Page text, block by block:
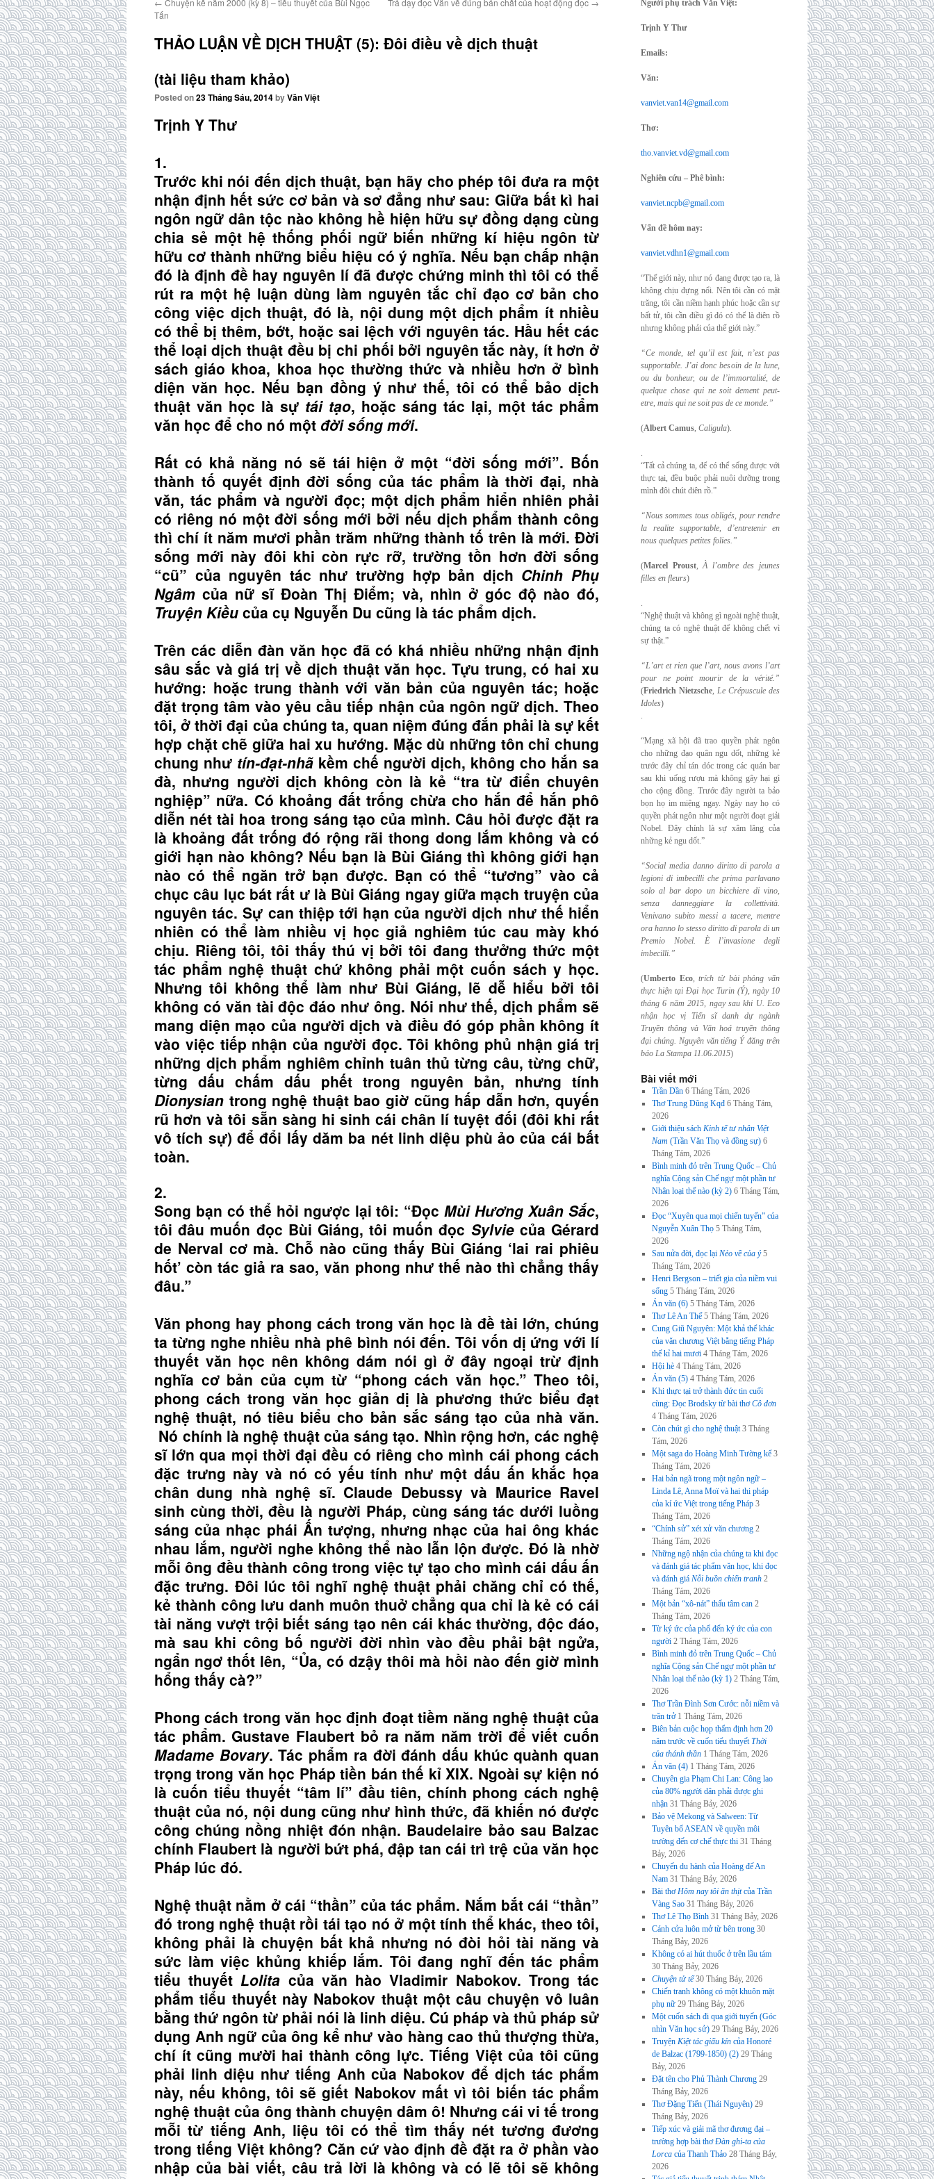
← Chuyện kể năm 2000 (kỳ 8) – tiểu thuyết của Bùi Ngọc
Tấn
Trả dạy đọc Văn về đúng bản chất của hoạt động đọc →
THẢO LUẬN VỀ DỊCH THUẬT (5): Đôi điều về dịch thuật
(tài liệu tham khảo)
Posted on23 Tháng Sáu, 2014byVăn Việt
Trịnh Y Thư
1.
Trước khi nói đến dịch thuật, bạn hãy cho phép tôi đưa ra một
nhận định hết sức cơ bản và sơ đẳng như sau: Giữa bất kì hai
ngôn ngữ dân tộc nào không hề hiện hữu sự đồng dạng cùng
chia sẻ một hệ thống phối ngữ biến những kí hiệu ngôn từ
hữu cơ thành những biểu hiệu có ý nghĩa. Nếu bạn chấp nhận
đó là định đề hay nguyên lí đã được chứng minh thì tôi có thể
rút ra một hệ luận dùng làm nguyên tắc chỉ đạo cơ bản cho
công việc dịch thuật, đó là, nội dung một dịch phẩm ít nhiều
có thể bị thêm, bớt, hoặc sai lệch với nguyên tác. Hầu hết các
thể loại dịch thuật đều bị chi phối bởi nguyên tắc này, ít hơn ở
sách giáo khoa, khoa học thường thức và nhiều hơn ở bình
diện văn học. Nếu bạn đồng ý như thế, tôi có thể bảo dịch
thuật văn học là sự tái tạo, hoặc sáng tác lại, một tác phẩm
văn học để cho nó một đời sống mới.
Rất có khả năng nó sẽ tái hiện ở một “đời sống mới”. Bốn
thành tố quyết định đời sống của tác phẩm là thời đại, nhà
văn, tác phẩm và người đọc; một dịch phẩm hiển nhiên phải
có riêng nó một đời sống mới bởi nếu dịch phẩm thành công
thì chí ít năm mươi phần trăm những thành tố trên là mới. Đời
sống mới này đôi khi còn rực rỡ, trường tồn hơn đời sống
“cũ” của nguyên tác như trường hợp bản dịch Chinh Phụ
Ngâm của nữ sĩ Đoàn Thị Điểm; và, nhìn ở góc độ nào đó,
Truyện Kiều của cụ Nguyễn Du cũng là tác phẩm dịch.
Trên các diễn đàn văn học đã có khá nhiều những nhận định
sâu sắc và giá trị về dịch thuật văn học. Tựu trung, có hai xu
hướng: hoặc trung thành với văn bản của nguyên tác; hoặc
đặt trọng tâm vào yêu cầu tiếp nhận của ngôn ngữ dịch. Theo
tôi, ở thời đại của chúng ta, quan niệm đúng đắn phải là sự kết
hợp chặt chẽ giữa hai xu hướng. Mặc dù những tôn chỉ chung
chung như tín-đạt-nhã kềm chế người dịch, không cho hắn sa
đà, nhưng người dịch không còn là kẻ “tra từ điển chuyên
nghiệp” nữa. Có khoảng đất trống chừa cho hắn để hắn phô
diễn nét tài hoa trong sáng tạo của mình. Câu hỏi được đặt ra
là khoảng đất trống đó rộng rãi thong dong lắm không và có
giới hạn nào không? Nếu bạn là Bùi Giáng thì không giới hạn
nào có thể ngăn trở bạn được. Bạn có thể “tương” vào cả
chục câu lục bát rất ư là Bùi Giáng ngay giữa mạch truyện của
nguyên tác. Sự can thiệp tới hạn của người dịch như thế hiển
nhiên có thể làm nhiều vị học giả nghiêm túc cau mày khó
chịu. Riêng tôi, tôi thấy thú vị bởi tôi đang thưởng thức một
tác phẩm nghệ thuật chứ không phải một cuốn sách y học.
Nhưng tôi không thể làm như Bùi Giáng, lẽ dễ hiểu bởi tôi
không có văn tài độc đáo như ông. Nói như thế, dịch phẩm sẽ
mang diện mạo của người dịch và điều đó góp phần không ít
vào việc tiếp nhận của người đọc. Tôi không phủ nhận giá trị
những dịch phẩm nghiêm chỉnh tuân thủ từng câu, từng chữ,
từng dấu chấm dấu phết trong nguyên bản, nhưng tính
Dionysian trong nghệ thuật bao giờ cũng hấp dẫn hơn, quyến
rũ hơn và tôi sẵn sàng hi sinh cái chân lí tuyệt đối (đôi khi rất
vô tích sự) để đổi lấy dăm ba nét linh diệu phù ảo của cái bất
toàn.
2.
Song bạn có thể hỏi ngược lại tôi: “ĐọcMùi Hương Xuân Sắc,
tôi đâu muốn đọc Bùi Giáng, tôi muốn đọc Sylviecủa Gérard
de Nerval cơ mà. Chỗ nào cũng thấy Bùi Giáng ‘lai rai phiêu
hốt’ còn tác giả ra sao, văn phong như thế nào thì chẳng thấy
đâu.”
Văn phong hay phong cách trong văn học là đề tài lớn, chúng
ta từng nghe nhiều nhà phê bình nói đến. Tôi vốn dị ứng với lí
thuyết văn học nên không dám nói gì ở đây ngoại trừ định
nghĩa cơ bản của cụm từ “phong cách văn học.” Theo tôi,
phong cách trong văn học giản dị là phương thức biểu đạt
nghệ thuật, nó tiêu biểu cho bản sắc sáng tạo của nhà văn.
Nó chính là nghệ thuật của sáng tạo. Nhìn rộng hơn, các nghệ
sĩ lớn qua mọi thời đại đều có riêng cho mình cái phong cách
đặc trưng này và nó có yếu tính như một dấu ấn khắc họa
chân dung nhà nghệ sĩ. Claude Debussy và Maurice Ravel
sinh cùng thời, đều là người Pháp, cùng sáng tác dưới luồng
sáng của nhạc phái Ấn tượng, nhưng nhạc của hai ông khác
nhau lắm, người nghe không thể nào lẫn lộn được. Đó là nhờ
mỗi ông đều thành công trong việc tự tạo cho mình cái dấu ấn
đặc trưng. Đôi lúc tôi nghĩ nghệ thuật phải chăng chỉ có thế,
kẻ thành công lưu danh muôn thuở chẳng qua chỉ là kẻ có cái
tài năng vượt trội biết sáng tạo nên cái khác thường, độc đáo,
mà sau khi công bố người đời nhìn vào đều phải bật ngửa,
ngẩn ngơ thốt lên, “Ủa, có dzậy thôi mà hồi nào đến giờ mình
hổng thấy cà?”
Phong cách trong văn học định đoạt tiềm năng nghệ thuật của
tác phẩm. Gustave Flaubert bỏ ra năm năm trời để viết cuốn
Madame Bovary. Tác phẩm ra đời đánh dấu khúc quành quan
trọng trong văn học Pháp tiền bán thế kỉ XIX. Ngoài sự kiện nó
là cuốn tiểu thuyết “tâm lí” đầu tiên, chính phong cách nghệ
thuật của nó, nội dung cũng như hình thức, đã khiến nó được
công chúng nồng nhiệt đón nhận. Baudelaire bảo sau Balzac
chính Flaubert là người bứt phá, đập tan cái trì trệ của văn học
Pháp lúc đó.
Nghệ thuật nằm ở cái “thần” của tác phẩm. Nắm bắt cái “thần”
đó trong nghệ thuật rồi tái tạo nó ở một tính thể khác, theo tôi,
không phải là chuyện bất khả nhưng nó đòi hỏi tài năng và
sức làm việc khủng khiếp lắm. Tôi đang nghĩ đến tác phẩm
tiểu thuyết Lolita của văn hào Vladimir Nabokov. Trong tác
phẩm tiểu thuyết này Nabokov thuật một câu chuyện vô luân
bằng thứ ngôn từ phải nói là linh diệu. Cú pháp và thủ pháp sử
dụng Anh ngữ của ông kể như vào hàng cao thủ thượng thừa,
chí ít cũng mười hai thành công lực. Tiếng Việt của tôi cũng
phải linh diệu như tiếng Anh của Nabokov để dịch tác phẩm
này, nếu không, tôi sẽ giết Nabokov mất vì tôi biến tác phẩm
nghệ thuật của ông thành chuyện dâm ô! Nhưng cái vi tế trong
mỗi từ tiếng Anh, liệu tôi có thể tìm thấy nét tương đương
trong tiếng Việt không? Căn cứ vào định đề đặt ra ở phần vào
nhập của bài viết, câu trả lời là không và có lẽ tôi sẽ không
Người phụ trách Văn Việt:
Trịnh Y Thư
Emails:
Văn:
vanviet.van14@gmail.com
Thơ:
tho.vanviet.vd@gmail.com
Nghiên cứu – Phê bình:
vanviet.ncpb@gmail.com
Vấn đề hôm nay:
vanviet.vdhn1@gmail.com
“Thế giới này, như nó đang được tạo ra, là
không chịu đựng nổi. Nên tôi cần có mặt
trăng, tôi cần niềm hạnh phúc hoặc cần sự
bất tử, tôi cần điều gì đó có thể là điên rồ
nhưng không phải của thế giới này.”
“Ce monde, tel qu’il est fait, n’est pas
supportable. J’ai donc besoin de la lune,
ou du bonheur, ou de l’immortalité, de
quelque chose qui ne soit dement peut-
etre, mais qui ne soit pas de ce monde.”
(Albert Camus, Caligula).
.
“Tất cả chúng ta, để có thể sống được với
thực tại, đều buộc phải nuôi dưỡng trong
mình đôi chút điên rồ.”
“Nous sommes tous obligés, pour rendre
la realite supportable, d’entretenir en
nous quelques petites folies.”
(Marcel Proust,À l’ombre des jeunes
filles en fleurs)
.
“Nghệ thuật và không gì ngoài nghệ thuật,
chúng ta có nghệ thuật để không chết vì
sự thật.”
“L’art et rien que l’art, nous avons l’art
pour ne point mourir de la vérité.”
(Friedrich Nietzsche, Le Crépuscule des
Idoles)
.
“Mạng xã hội đã trao quyền phát ngôn
cho những đạo quân ngu dốt, những kẻ
trước đây chỉ tán dóc trong các quán bar
sau khi uống rượu mà không gây hại gì
cho cộng đồng. Trước đây người ta bảo
bọn họ im miệng ngay. Ngày nay họ có
quyền phát ngôn như một người đoạt giải
Nobel. Đây chính là sự xâm lăng của
những kẻ ngu dốt.”
“Social media danno diritto di parola a
legioni di imbecilli che prima parlavano
solo albar dopo un bicchiere di vino,
senza danneggiare la collettività.
Venivano subito messi a tacere, mentre
ora hanno lo stesso diritto di parola di un
Premio Nobel. È l’invasione degli
imbecilli.”
(Umberto Eco,trích từ bài phỏng vấn
thực hiện tại Đại học Turin (Ý), ngày 10
tháng 6 năm 2015, ngay sau khi U. Eco
nhận học vị Tiến sĩ danh dự ngành
Truyền thông và Văn hoá truyền thông
đại chúng. Nguyên văn tiếng Ý đăng trên
báo La Stampa 11.06.2015)
Bài viết mới
Trần Dần 6 Tháng Tám, 2026
Thơ Trung Dũng Kqđ 6 Tháng Tám,
2026
Giới thiệu sách Kinh tế tư nhân Việt
Nam (Trần Văn Thọ và đồng sự) 6
Tháng Tám, 2026
Bình minh đỏ trên Trung Quốc – Chủ
nghĩa Cộng sản Chế ngự một phần tư
Nhân loại thế nào (kỳ 2) 6 Tháng Tám,
2026
Đọc “Xuyên qua mọi chiến tuyến” của
Nguyễn Xuân Thọ 5 Tháng Tám,
2026
Sau nửa đời, đọc lại Nẻo về của ý 5
Tháng Tám, 2026
Henri Bergson – triết gia của niềm vui
sống 5 Tháng Tám, 2026
Án văn (6) 5 Tháng Tám, 2026
Thơ Lê An Thế 5 Tháng Tám, 2026
Cung Giũ Nguyên: Một khả thể khác
của văn chương Việt bằng tiếng Pháp
thế kỉ hai mươi 4 Tháng Tám, 2026
Hội hè 4 Tháng Tám, 2026
Án văn (5) 4 Tháng Tám, 2026
Khi thực tại trở thành đức tin cuối
cùng: Đọc Brodsky từ bài thơCô đơn
4 Tháng Tám, 2026
Còn chút gì cho nghệ thuật 3 Tháng
Tám, 2026
Một saga do Hoàng Minh Tường kể 3
Tháng Tám, 2026
Hai bản ngã trong một ngôn ngữ –
Linda Lê, Anna Moï và hai thi pháp
của kí ức Việt trong tiếng Pháp 3
Tháng Tám, 2026
“Chính sử” xét xử văn chương 2
Tháng Tám, 2026
Những ngộ nhận của chúng ta khi đọc
và đánh giá tác phẩm văn học, khi đọc
và đánh giá Nỗi buồn chiến tranh 2
Tháng Tám, 2026
Một bản “xô-nát” thấu tâm can 2
Tháng Tám, 2026
Từ ký ức của phố đến ký ức của con
người 2 Tháng Tám, 2026
Bình minh đỏ trên Trung Quốc – Chủ
nghĩa Cộng sản Chế ngự một phần tư
Nhân loại thế nào (kỳ 1) 2 Tháng Tám,
2026
Thơ Trần Đình Sơn Cước: nỗi niềm và
trăn trở 1 Tháng Tám, 2026
Biên bản cuộc họp thẩm định hơn 20
năm trước về cuốn tiểu thuyếtThời
của thánh thần 1 Tháng Tám, 2026
Án văn (4) 1 Tháng Tám, 2026
Chuyên gia Phạm Chi Lan: Công lao
của 80% người dân phải được ghi
nhận 31 Tháng Bảy, 2026
Bảo vệ Mekong và Salween: Từ
Tuyên bố ASEAN về quyền môi
trường đến cơ chế thực thi 31 Tháng
Bảy, 2026
Chuyến du hành của Hoàng đế An
Nam 31 Tháng Bảy, 2026
Bài thơHôm nay tôi ăn thịtcủa Trần
Vàng Sao 31 Tháng Bảy, 2026
Thơ Lê Thọ Bình 31 Tháng Bảy, 2026
Cánh cửa luôn mở từ bên trong 30
Tháng Bảy, 2026
Không có ai hút thuốc ở trên lầu tám
30 Tháng Bảy, 2026
Chuyện tử tế 30 Tháng Bảy, 2026
Chiến tranh không có một khuôn mặt
phụ nữ 29 Tháng Bảy, 2026
Một cuốn sách đi qua giới tuyến (Góc
nhìn Văn học sử) 29 Tháng Bảy, 2026
Truyện Kiệt tác giấu kíncủa Honoré
de Balzac (1799-1850) (2) 29 Tháng
Bảy, 2026
Đặt tên cho Phủ Thành Chương 29
Tháng Bảy, 2026
Thơ Đặng Tiến (Thái Nguyên) 29
Tháng Bảy, 2026
Tiếp xúc và giải mã thơ đương đại –
trường hợp bài thơĐàn ghi-ta của
Lorcacủa Thanh Thảo 28 Tháng Bảy,
2026